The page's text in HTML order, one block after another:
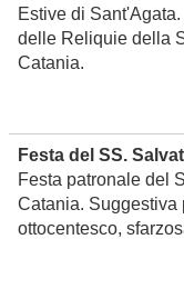
Estive di
delle Reliquie della
Catania.
Festa del SS.
Festa patronale del
Catania. Suggestiva
ottocentesco,